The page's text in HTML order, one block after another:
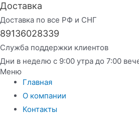
Доставка
Доставка по все РФ и СНГ
89136028339
Служба поддержки клиентов
Дни в неделю с 9:00 утра до 7:00
Меню
Главная
О компании
Контакты